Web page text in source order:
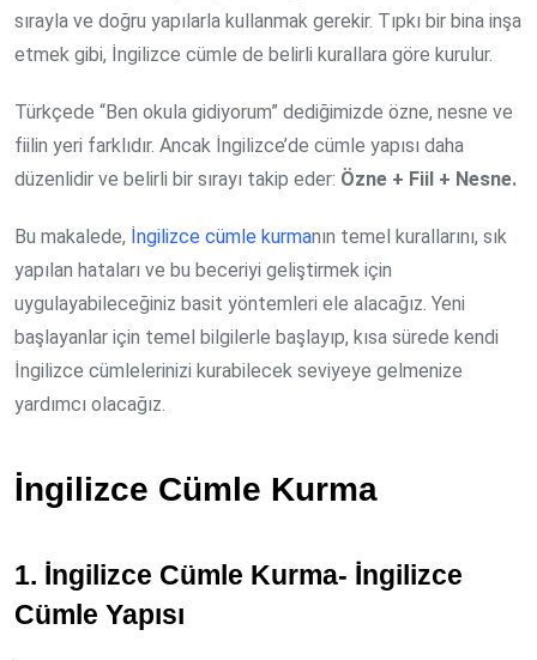
sırayla ve doğru yapılarla kullanmak gerekir. Tıpkı bir bina inşa
etmek gibi, İngilizce cümle de belirli kurallara göre kurulur.
Türkçede “Ben okula gidiyorum” dediğimizde özne, nesne ve
fiilin yeri farklıdır. Ancak İngilizce’de cümle yapısı daha
düzenlidir ve belirli bir sırayı takip eder: Özne + Fiil + Nesne.
Bu makalede, İngilizce cümle kurmanın temel kurallarını, sık
yapılan hataları ve bu beceriyi geliştirmek için
uygulayabileceğiniz basit yöntemleri ele alacağız. Yeni
başlayanlar için temel bilgilerle başlayıp, kısa sürede kendi
İngilizce cümlelerinizi kurabilecek seviyeye gelmenize
yardımcı olacağız.
İngilizce Cümle Kurma
1. İngilizce Cümle Kurma- İngilizce
Cümle Yapısı